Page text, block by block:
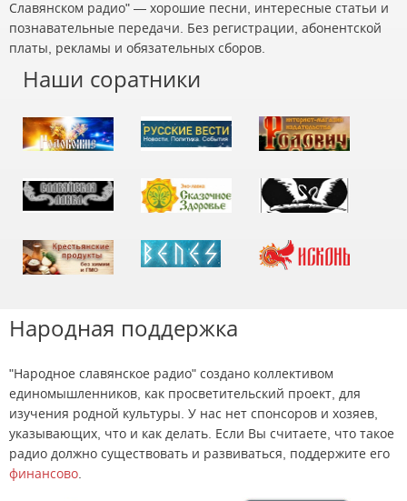
Славянском радио" — хорошие песни, интересные статьи и
познавательные передачи. Без регистрации, абонентской
платы, рекламы и обязательных сборов.
Наши соратники
Народная поддержка
"Народное славянское радио" создано коллективом
единомышленников, как просветительский проект, для
изучения родной культуры. У нас нет спонсоров и хозяев,
указывающих, что и как делать. Если Вы считаете, что такое
радио должно существовать и развиваться, поддержите его
финансово